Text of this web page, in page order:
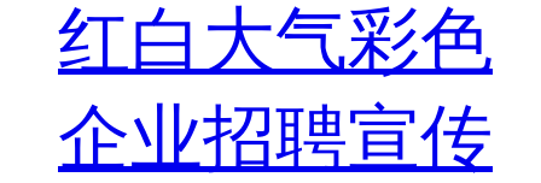
红白大气彩色
企业招聘宣传